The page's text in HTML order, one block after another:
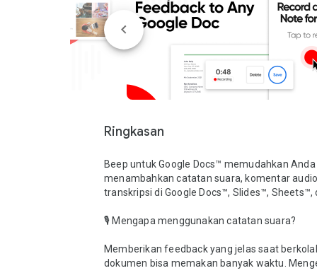
Ringkasan
Beep untuk Google Docs™ memudahkan Anda
menambahkan catatan suara, komentar
transkripsi di Google Docs™, Slides™, Sheets™,
🎙️ Mengapa menggunakan catatan suara?
Memberikan feedback yang jelas saat
dokumen bisa memakan banyak waktu.